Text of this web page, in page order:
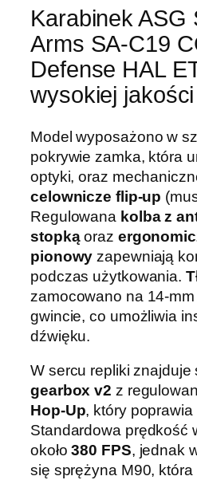
Karabinek ASG
Arms SA-C19
Defense HAL
wysokiej jakości
Model wyposażono w
pokrywie zamka, która
optyki, oraz
celownicze flip-up
Regulowana kolba z
stopkąoraz
pionowy zapewniają
podczas użytkowania.
zamocowano na 14-
gwincie, co umożliwia
dźwięku.
W sercu repliki
gearbox v2 z
Hop-Up, który
Standardowa prędkość
około380 FPS, jednak
się sprężyna M90,